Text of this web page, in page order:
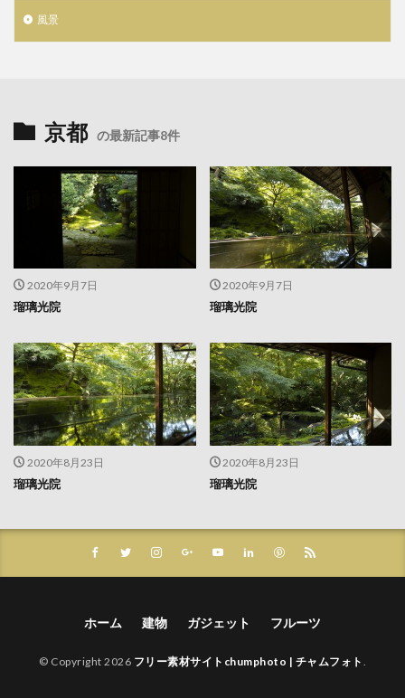
風景
京都 の最新記事8件
2020年9月7日
瑠璃光院
2020年9月7日
瑠璃光院
2020年8月23日
瑠璃光院
2020年8月23日
瑠璃光院
ホーム 建物 ガジェット フルーツ
© Copyright 2026 フリー素材サイトchumphoto | チャムフォト